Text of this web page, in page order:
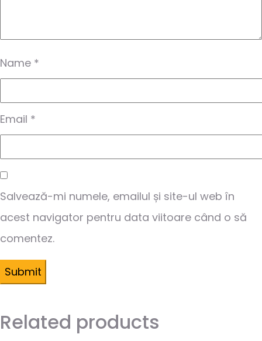
Name *
Email *
Salvează-mi numele, emailul și site-ul web în
acest navigator pentru data viitoare când o să
comentez.
Related products